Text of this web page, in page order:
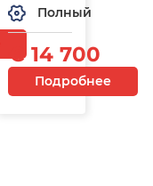
Полный
€ 14 700
Подробнее